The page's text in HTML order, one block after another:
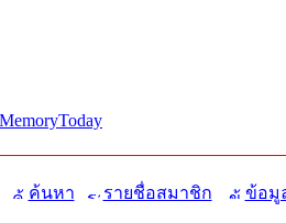
ค้นหา รายชื่อสมาชิก ข้อมู